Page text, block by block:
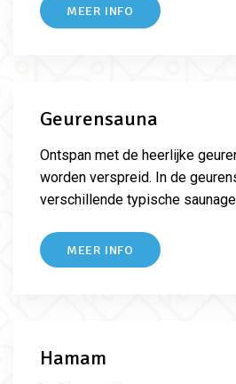
MEER INFO
Geurensauna
Ontspan met de heerlijke
worden verspreid. In de
verschillende typische
MEER INFO
Hamam